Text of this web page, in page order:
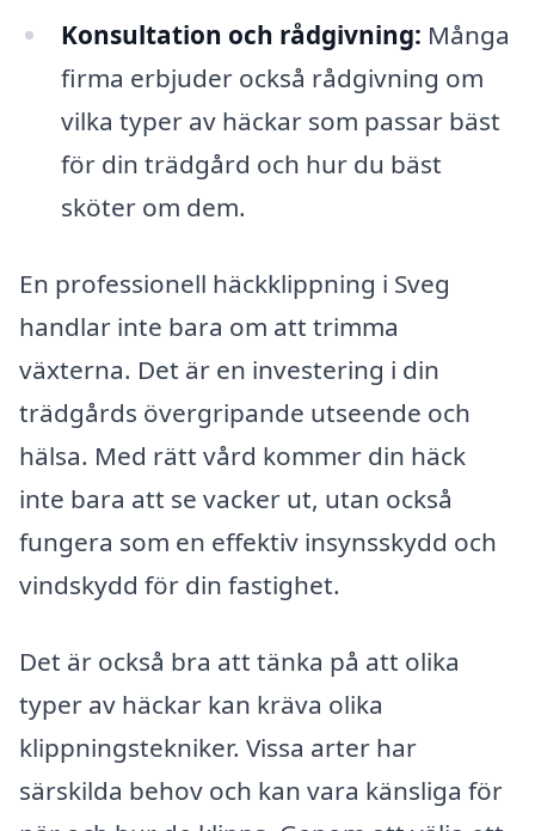
Konsultation och rådgivning: Många
firma erbjuder också rådgivning om
vilka typer av häckar som passar bäst
för din trädgård och hur du bäst
sköter om dem.
En professionell häckklippning i Sveg
handlar inte bara om att trimma
växterna. Det är en investering i din
trädgårds övergripande utseende och
hälsa. Med rätt vård kommer din häck
inte bara att se vacker ut, utan också
fungera som en effektiv insynsskydd och
vindskydd för din fastighet.
Det är också bra att tänka på att olika
typer av häckar kan kräva olika
klippningstekniker. Vissa arter har
särskilda behov och kan vara känsliga för